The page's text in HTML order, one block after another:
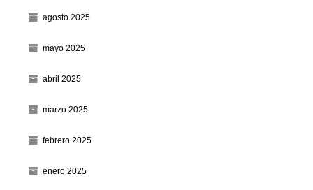
agosto 2025
mayo 2025
abril 2025
marzo 2025
febrero 2025
enero 2025